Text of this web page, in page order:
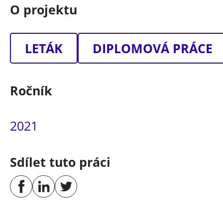
O projektu
LETÁK DIPLOMOVÁ PRÁCE
Ročník
2021
Sdílet tuto práci